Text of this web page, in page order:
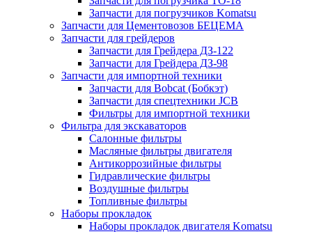
Запчасти для погрузчиков Komatsu
Запчасти для Цементовозов БЕЦЕМА
Запчасти для грейдеров
Запчасти для Грейдера ДЗ-122
Запчасти для Грейдера ДЗ-98
Запчасти для импортной техники
Запчасти для Bobcat (Бобкэт)
Запчасти для спецтехники JCB
Фильтры для импортной техники
Фильтра для экскаваторов
Салонные фильтры
Масляные фильтры двигателя
Антикоррозийные фильтры
Гидравлические фильтры
Воздушные фильтры
Топливные фильтры
Наборы прокладок
Наборы прокладок двигателя Komatsu